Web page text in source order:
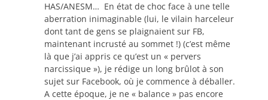
HAS/ANESM… En état de choc face à une telle
aberration inimaginable (lui, le vilain harceleur
dont tant de gens se plaignaient sur FB,
maintenant incrusté au sommet !) (c’est même
là que j’ai appris ce qu’est un « pervers
narcissique »), je rédige un long brûlot à son
sujet sur Facebook, où je commence à déballer.
A cette époque, je ne « balance » pas encore